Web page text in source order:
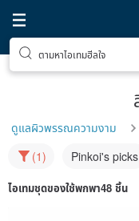
ตามหาไอเทมฮีลใจ
ดูแลผิวพรรณความงาม
(1)
Pinkoi's picks
ไอเทมชุดของใช้พกพา48 ชิ้น